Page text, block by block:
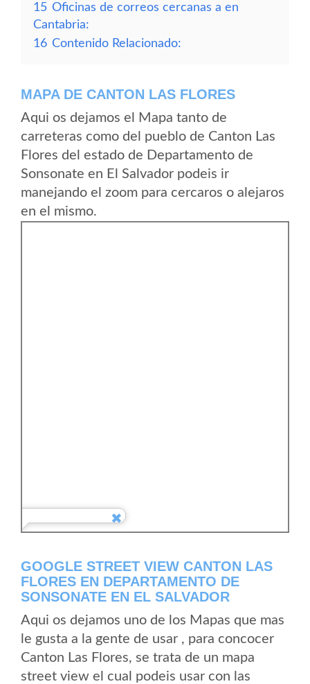
15 Oficinas de correos cercanas a en
Cantabria:
16 Contenido Relacionado:
MAPA DE CANTON LAS FLORES
Aqui os dejamos el Mapa tanto de
carreteras como del pueblo de Canton Las
Flores del estado de Departamento de
Sonsonate en El Salvador podeis ir
manejando el zoom para cercaros o alejaros
en el mismo.
GOOGLE STREET VIEW CANTON LAS
FLORES EN DEPARTAMENTO DE
SONSONATE EN EL SALVADOR
Aqui os dejamos uno de los Mapas que mas
le gusta a la gente de usar , para concocer
Canton Las Flores, se trata de un mapa
street view el cual podeis usar con las